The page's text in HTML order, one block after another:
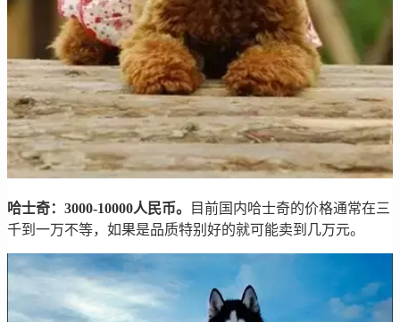
哈士奇：3000-10000人民币。
目前国内哈士奇的价格通常在三
千到一万不等，如果是品质特别好的就可能卖到几万元。